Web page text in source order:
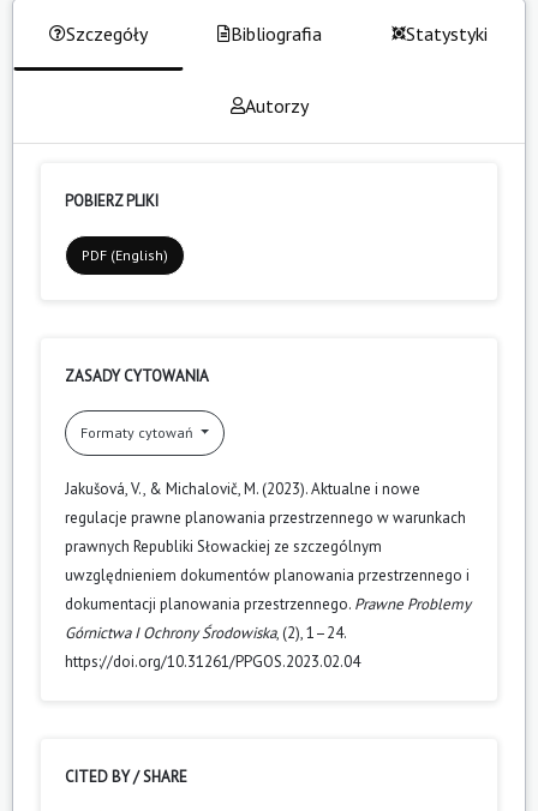
Szczegóły Bibliografia Statystyki
Autorzy
POBIERZ PLIKI
PDF (English)
ZASADY CYTOWANIA
Formaty cytowań
Jakušová, V., & Michalovič, M. (2023). Aktualne i nowe
regulacje prawne planowania przestrzennego w warunkach
prawnych Republiki Słowackiej ze szczególnym
uwzględnieniem dokumentów planowania przestrzennego i
dokumentacji planowania przestrzennego. Prawne Problemy
Górnictwa I Ochrony Środowiska, (2), 1–24.
https://doi.org/10.31261/PPGOS.2023.02.04
CITED BY / SHARE